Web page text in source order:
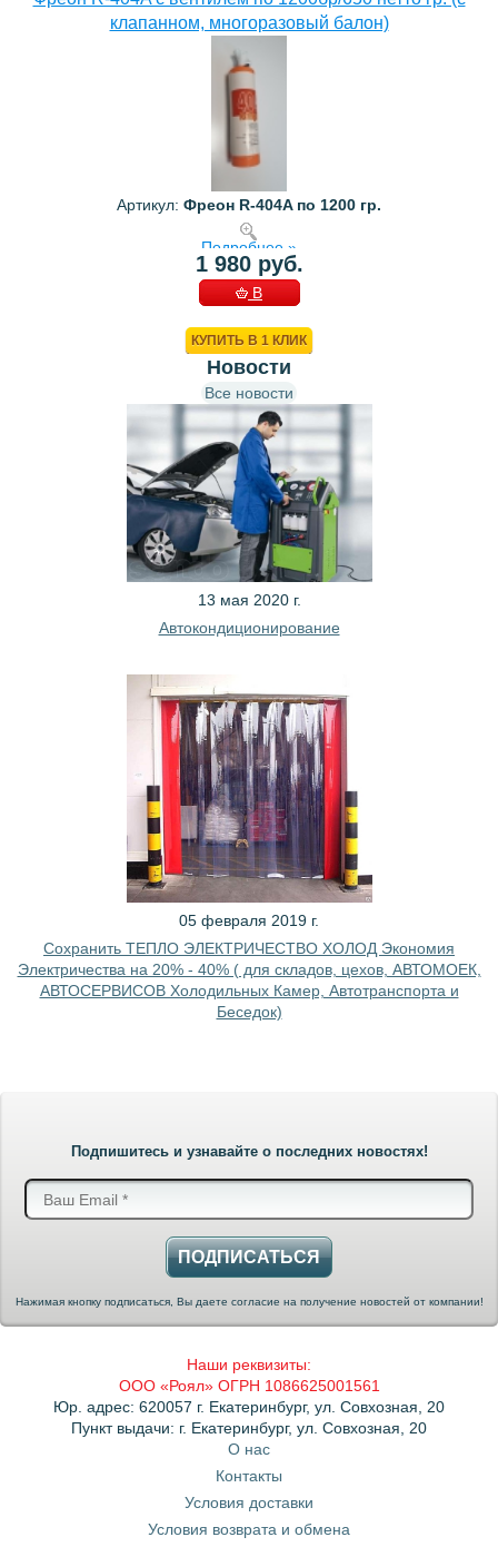
клапанном, многоразовый балон)
Артикул: Фреон R-404A по 1200 гр.
Подробнее »
1 980 руб.
В
КУПИТЬ В 1 КЛИК
Новости
Все новости
13 мая 2020 г.
Автокондиционирование
05 февраля 2019 г.
Сохранить ТЕПЛО ЭЛЕКТРИЧЕСТВО ХОЛОД Экономия
Электричества на 20% - 40% ( для складов, цехов, АВТОМОЕК,
АВТОСЕРВИСОВ Холодильных Камер, Автотранспорта и
Беседок)
Подпишитесь и узнавайте о последних новостях!
ПОДПИСАТЬСЯ
Нажимая кнопку подписаться, Вы даете согласие на получение новостей от компании!
Наши реквизиты:
ООО «Роял» ОГРН 1086625001561
Юр. адрес: 620057 г. Екатеринбург, ул. Совхозная, 20
Пункт выдачи: г. Екатеринбург, ул. Совхозная, 20
О нас
Контакты
Условия доставки
Условия возврата и обмена